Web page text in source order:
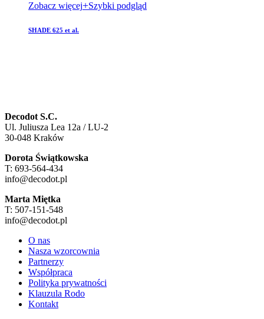
Zobacz więcej Szybki podgląd
SHADE 625 et al.
Decodot S.C.
Ul. Juliusza Lea 12a / LU-2
30-048 Kraków
Dorota Świątkowska
T: 693-564-434
info@decodot.pl
Marta Miętka
T: 507-151-548
info@decodot.pl
O nas
Nasza wzorcownia
Partnerzy
Współpraca
Polityka prywatności
Klauzula Rodo
Kontakt